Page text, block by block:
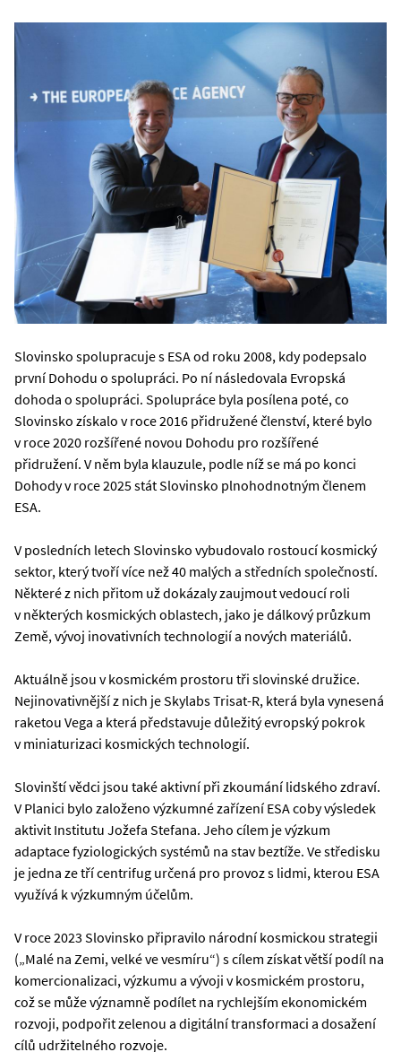
Slovinsko spolupracuje s ESA od roku 2008, kdy podepsalo
první Dohodu o spolupráci. Po ní následovala Evropská
dohoda o spolupráci. Spolupráce byla posílena poté, co
Slovinsko získalo v roce 2016 přidružené členství, které bylo
v roce 2020 rozšířené novou Dohodu pro rozšířené
přidružení. V něm byla klauzule, podle níž se má po konci
Dohody v roce 2025 stát Slovinsko plnohodnotným členem
ESA.
V posledních letech Slovinsko vybudovalo rostoucí kosmický
sektor, který tvoří více než 40 malých a středních společností.
Některé z nich přitom už dokázaly zaujmout vedoucí roli
v některých kosmických oblastech, jako je dálkový průzkum
Země, vývoj inovativních technologií a nových materiálů.
Aktuálně jsou v kosmickém prostoru tři slovinské družice.
Nejinovativnější z nich je Skylabs Trisat-R, která byla vynesená
raketou Vega a která představuje důležitý evropský pokrok
v miniaturizaci kosmických technologií.
Slovinští vědci jsou také aktivní při zkoumání lidského zdraví.
V Planici bylo založeno výzkumné zařízení ESA coby výsledek
aktivit Institutu Jožefa Stefana. Jeho cílem je výzkum
adaptace fyziologických systémů na stav beztíže. Ve středisku
je jedna ze tří centrifug určená pro provoz s lidmi, kterou ESA
využívá k výzkumným účelům.
V roce 2023 Slovinsko připravilo národní kosmickou strategii
(„Malé na Zemi, velké ve vesmíru“) s cílem získat větší podíl na
komercionalizaci, výzkumu a vývoji v kosmickém prostoru,
což se může významně podílet na rychlejším ekonomickém
rozvoji, podpořit zelenou a digitální transformaci a dosažení
cílů udržitelného rozvoje.